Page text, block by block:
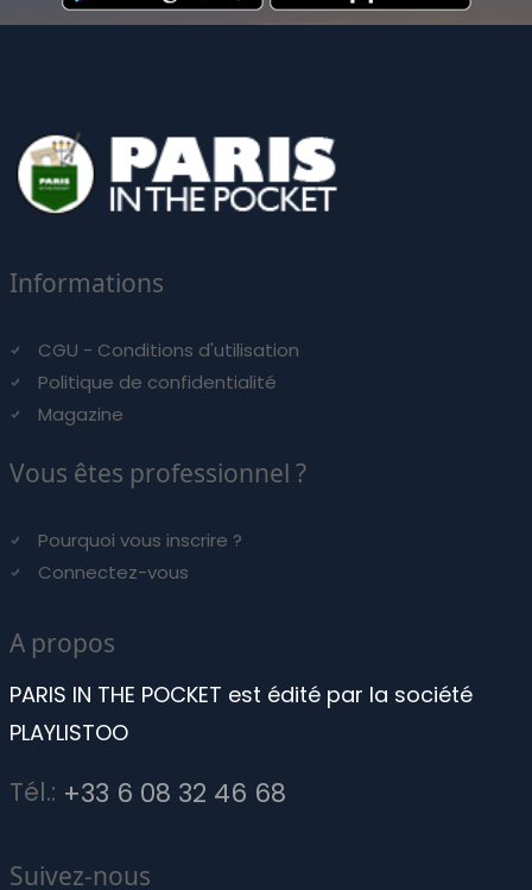
Informations
CGU - Conditions d'utilisation
Politique de confidentialité
Magazine
Vous êtes professionnel ?
Pourquoi vous inscrire ?
Connectez-vous
A propos
PARIS IN THE POCKET est édité par la société
PLAYLISTOO
Tél.: +33 6 08 32 46 68
Suivez-nous